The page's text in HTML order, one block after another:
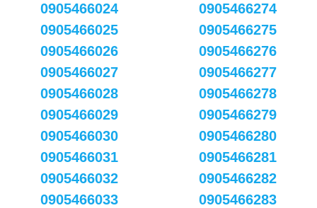
0905466024
0905466025
0905466026
0905466027
0905466028
0905466029
0905466030
0905466031
0905466032
0905466033
0905466274
0905466275
0905466276
0905466277
0905466278
0905466279
0905466280
0905466281
0905466282
0905466283